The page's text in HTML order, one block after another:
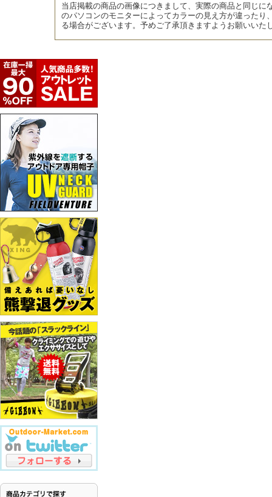
当店掲載の商品の画像につきまして、実際の商品と同じに
のパソコンのモニターによってカラーの見え方が違ったり
る場合がございます。予めご了承頂きますようお願いいた